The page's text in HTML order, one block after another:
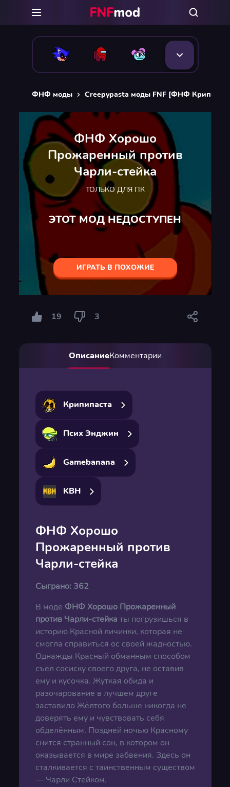
ФНФ моды Creepypasta моды FNF [ФНФ
ФНФ Хорошо
Прожаренный против
Чарли-стейка
ТОЛЬКО ДЛЯ ПК
ЭТОТ МОД НЕДОСТУПЕН
ИГРАТЬ В ПОХОЖИЕ
19 3
ОписаниеКомментарии
Крипипаста
Псих Энджин
Gamebanana
KBH
ФНФ Хорошо
Прожаренный против
Чарли-стейка
Сыграно: 362
В моде ФНФ Хорошо Прожаренный
против Чарли-стейка ты погрузишься в
историю Красной личинки, которая не
смогла справиться ос своей жадностью.
Однажды Красный обманным способом
съел сосиску своего друга, не оставив
ему и кусочка. Жуткая обида и
разочарование в лучшем друге
заставило Жёлтого больше никогда не
доверять ему и чувствовать себя
обделённым. Поздней ночью Красному
снится странный сон, в котором он
оказывается в мире забвения. Здесь он
сталкивается с таинственным существом
— Чарли Стейком.